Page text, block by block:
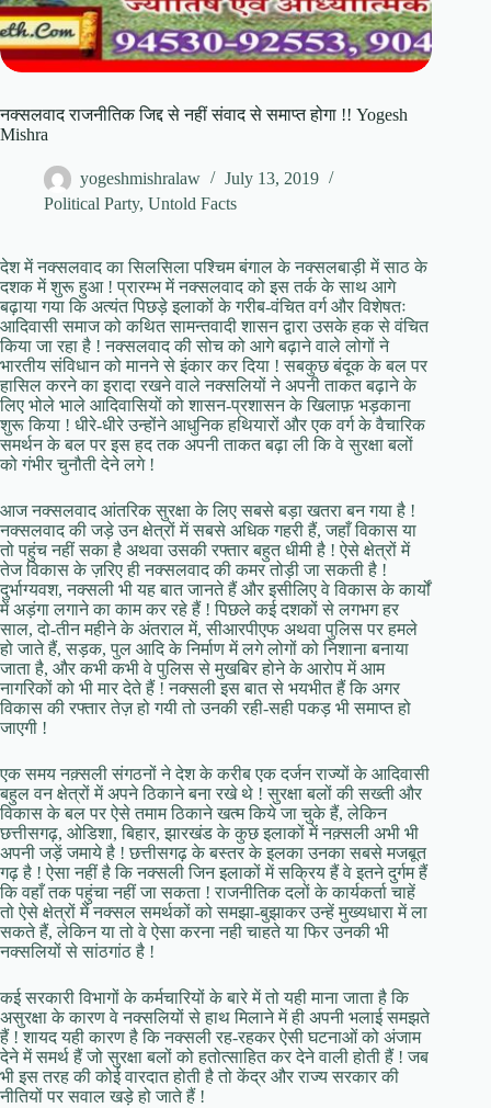
नक्सलवाद राजनीतिक जिद्द से नहीं संवाद से समाप्त होगा !! Yogesh
Mishra
yogeshmishralaw
July 13, 2019
Political Party, Untold Facts
देश में नक्सलवाद का सिलसिला पश्चिम बंगाल के नक्सलबाड़ी में साठ के
दशक में शुरू हुआ ! प्रारम्भ में नक्सलवाद को इस तर्क के साथ आगे
बढ़ाया गया कि अत्यंत पिछड़े इलाकों के गरीब-वंचित वर्ग और विशेषतः
आदिवासी समाज को कथित सामन्तवादी शासन द्वारा उसके हक से वंचित
किया जा रहा है ! नक्सलवाद की सोच को आगे बढ़ाने वाले लोगों ने
भारतीय संविधान को मानने से इंकार कर दिया ! सबकुछ बंदूक के बल पर
हासिल करने का इरादा रखने वाले नक्सलियों ने अपनी ताकत बढ़ाने के
लिए भोले भाले आदिवासियों को शासन-प्रशासन के खिलाफ़ भड़काना
शुरू किया ! धीरे-धीरे उन्होंने आधुनिक हथियारों और एक वर्ग के वैचारिक
समर्थन के बल पर इस हद तक अपनी ताकत बढ़ा ली कि वे सुरक्षा बलों
को गंभीर चुनौती देने लगे !
आज नक्सलवाद आंतरिक सुरक्षा के लिए सबसे बड़ा खतरा बन गया है !
नक्सलवाद की जड़े उन क्षेत्रों में सबसे अधिक गहरी हैं, जहाँ विकास या
तो पहुंच नहीं सका है अथवा उसकी रफ्तार बहुत धीमी है ! ऐसे क्षेत्रों में
तेज विकास के ज़रिए ही नक्सलवाद की कमर तोड़ी जा सकती है !
दुर्भाग्यवश, नक्सली भी यह बात जानते हैं और इसीलिए वे विकास के कार्यों
में अड़ंगा लगाने का काम कर रहे हैं ! पिछले कई दशकों से लगभग हर
साल, दो-तीन महीने के अंतराल में, सीआरपीएफ अथवा पुलिस पर हमले
हो जाते हैं, सड़क, पुल आदि के निर्माण में लगे लोगों को निशाना बनाया
जाता है, और कभी कभी वे पुलिस से मुखबिर होने के आरोप में आम
नागरिकों को भी मार देते हैं ! नक्सली इस बात से भयभीत हैं कि अगर
विकास की रफ्तार तेज़ हो गयी तो उनकी रही-सही पकड़ भी समाप्त हो
जाएगी !
एक समय नक़्सली संगठनों ने देश के करीब एक दर्जन राज्यों के आदिवासी
बहुल वन क्षेत्रों में अपने ठिकाने बना रखे थे ! सुरक्षा बलों की सख्ती और
विकास के बल पर ऐसे तमाम ठिकाने खत्म किये जा चुके हैं, लेकिन
छत्तीसगढ़, ओडिशा, बिहार, झारखंड के कुछ इलाकों में नक़्सली अभी भी
अपनी जड़ें जमाये है ! छत्तीसगढ़ के बस्तर के इलका उनका सबसे मजबूत
गढ़ है ! ऐसा नहीं है कि नक्सली जिन इलाकों में सक्रिय हैं वे इतने दुर्गम हैं
कि वहाँ तक पहुंचा नहीं जा सकता ! राजनीतिक दलों के कार्यकर्ता चाहें
तो ऐसे क्षेत्रों में नक्सल समर्थकों को समझा-बुझाकर उन्हें मुख्यधारा में ला
सकते हैं, लेकिन या तो वे ऐसा करना नही चाहते या फिर उनकी भी
नक्सलियों से सांठगांठ है !
कई सरकारी विभागों के कर्मचारियों के बारे में तो यही माना जाता है कि
असुरक्षा के कारण वे नक्सलियों से हाथ मिलाने में ही अपनी भलाई समझते
हैं ! शायद यही कारण है कि नक्सली रह-रहकर ऐसी घटनाओं को अंजाम
देने में समर्थ हैं जो सुरक्षा बलों को हतोत्साहित कर देने वाली होती हैं ! जब
भी इस तरह की कोई वारदात होती है तो केंद्र और राज्य सरकार की
नीतियों पर सवाल खड़े हो जाते हैं !